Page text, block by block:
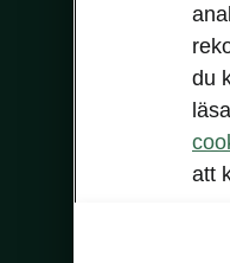
Begagnade bilar
Välj rätt finansiering
Serviceavtal och
du
läsa
att